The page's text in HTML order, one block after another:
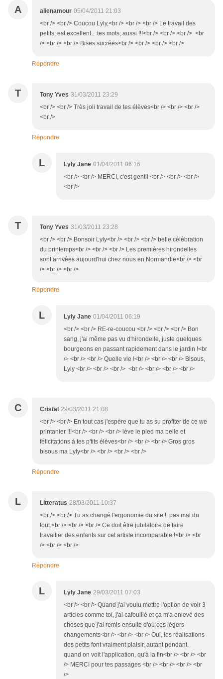
A alienamour 05/04/2011 21:03
<br /> <br /> Coucou Lyly,<br /> <br /> <br /> Le travail des
petits, est excellent... tes mots, aussi !!!<br /> <br /> <br /> <br
/> <br /> <br /> Bises sucrées<br /> <br /> <br /> <br />
Répondre
T Tony Yves 31/03/2011 23:29
<br /> <br /> Très joli travail de tes élèves<br /> <br /> <br />
<br />
Répondre
L Lyly Jane 01/04/2011 06:16
<br /> <br /> MERCI, c'est gentil <br /> <br /> <br />
<br />
T Tony Yves 31/03/2011 23:28
<br /> <br /> Bonsoir Lyly<br /> <br /> <br /> belle célébration
du printemps<br /> <br /> <br /> Les premières hirondelles
sont arrivées aujourd'hui chez nous en Normandie<br /> <br
/> <br /> <br />
Répondre
L Lyly Jane 01/04/2011 06:19
<br /> <br /> RE-re-coucou <br /> <br /> <br /> Bon
sang, j'ai même pas vu d'hirondelle, juste quelques
bourgeons en passant rapidement dans le jardin !<br
/> <br /> <br /> Quelle vie !<br /> <br /> <br /> Bisous,
Lyly <br /> <br /> <br /> <br /> <br /> <br /> <br />
C Cristal 29/03/2011 21:08
<br /> <br /> En tout cas j'espère que tu as su profiter de ce we
printanier !!!<br /> <br /> <br /> lève le pied ma belle et
félicitations à tes p'tits élèves<br /> <br /> <br /> Gros gros
bisous ma Lyly<br /> <br /> <br /> <br />
Répondre
L Litteratus 28/03/2011 10:37
<br /> <br /> Tu as changé l'ergonomie du site ! pas mal du
tout.<br /> <br /> <br /> Ce doit être jubilatoire de faire
travailler des enfants sur cet artiste incomparable !<br /> <br
/> <br /> <br />
Répondre
L Lyly Jane 29/03/2011 07:03
<br /> <br /> Quand j'ai voulu mettre l'option de voir 3
articles comme toi, j'ai cafouillé et ça m'a enlevé des
choses que j'ai remis ensuite d'où ces légers
changements<br /> <br /> <br /> Oui, les réalisations
des petits font vraiment plaisir, autant pendant,
quand on voit l'application, qu'à la fin<br /> <br /> <br
/> MERCI pour tes passages <br /> <br /> <br /> <br
/>